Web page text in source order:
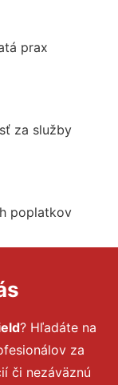
prax
za služby
poplatkov
? Hľadáte na
za
či nezáväznú